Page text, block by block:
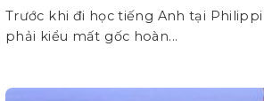
Trước khi đi học tiếng Anh tại
phải kiểu mất gốc hoàn...